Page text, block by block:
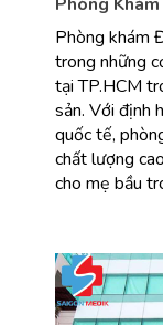
Phòng khám
trong những
tại TP.HCM
sản. Với định
quốc tế,
chất lượng
cho mẹ bầu